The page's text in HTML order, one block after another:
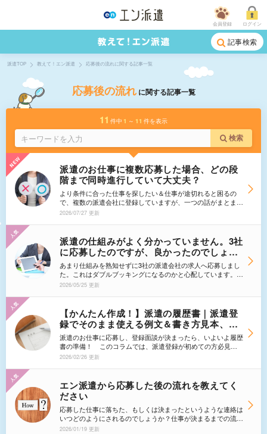
会員登録 ログイン
記事検索
派遣TOP 教えて！エン派遣 応募後の流れに関する記事一覧
応募後の流れ に関する記事一覧
11 件中 1 ～ 11 件を表示
検索
派遣のお仕事に複数応募した場合、どの段
階まで同時進行していて大丈夫？
より条件に合った仕事を探したい＆仕事が途切れると困るの
で、複数の派遣会社に登録していますが、一つの話がまとまり
かけていると、他の会社の紹介を受けつづけていいのか悩んで
用が見送りになったときのために、いくつか同時進行で進めて
も良いのでしょうか？
2026/07/27 更新
派遣の仕組みがよく分かっていません。3社
に応募したのですが、良かったのでしょう
か。1社に絞って2社はキャンセルしたほう
がよいのでしょうか？
あまり仕組みを熟知せずに3社の派遣会社の求人へ応募しまし
た。これはダブルブッキングになるのかと心配しています。採
用されるか分からないとはいえ、1社に絞って2社はキャンセ
2026/05/25 更新
【かんたん作成！】派遣の履歴書｜派遣登
録でそのまま使える例文＆書き方見本、志
望動機・職歴・自己PRは必要？
派遣のお仕事に応募し、登録面談が決まったら、いよいよ履歴
書の準備！ このコラムでは、派遣登録が初めての方必見
の、志望動機・職歴・自己PRなど書類作成のコツを解説しま
営業アシスタント、コールセンター、接客業など、職種ごとの
自己PR例文も充実！面倒に感じやすい書類作成を、派遣のプ
ロの視点で「かんたん」に進めるお手伝いをいたします。
2026/02/26 更新
エン派遣から応募した後の流れを教えてく
ださい
応募した仕事に落ちた、もしくは決まったというような連絡は
いつどのようにされるのでしょうか？仕事が決まるまでの流れ
を教えてください。また、募集の締めきりの期日が書いていな
2026/01/19 更新